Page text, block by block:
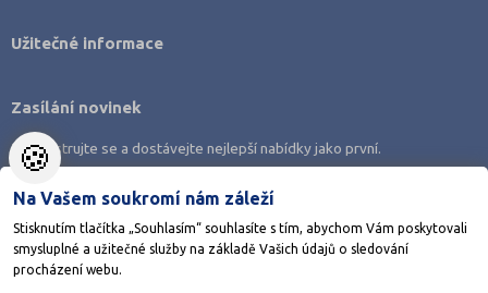
Stáhněte si aplikaci Adresář škol
Užitečné informace
Zasílání novinek
Zaregistrujte se a dostávejte nejlepší nabídky jako první.
🍪
Na Vašem soukromí nám záleží
Stisknutím tlačítka „Souhlasím“ souhlasíte s tím, abychom Vám poskytovali
smysluplné a užitečné služby na základě Vašich údajů o sledování
procházení webu.